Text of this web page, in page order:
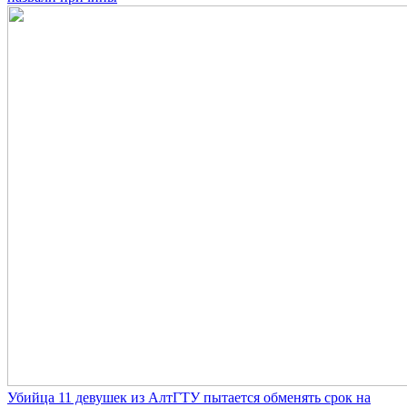
Убийца 11 девушек из АлтГТУ пытается обменять срок на